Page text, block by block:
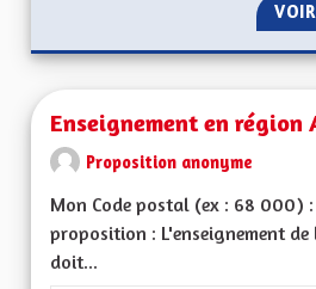
Enseignement en région
Proposition anonyme
Mon Code postal (ex : 68 000)
proposition : L'enseignement
doit...